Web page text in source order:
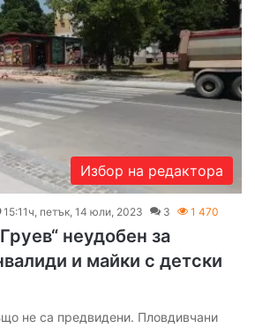
Избор на редактора
15:11ч, петък, 14 юли, 2023 3 1 470
неудобен за
и майки с детски
не са предвидени. Пловдивчани